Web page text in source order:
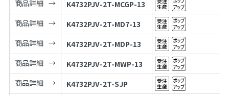
商品詳細
K4732PJV-2T-MCGP-13
商品詳細
K4732PJV-2T-MD7-13
商品詳細
K4732PJV-2T-MDP-13
商品詳細
K4732PJV-2T-MWP-13
商品詳細
K4732PJV-2T-SJP